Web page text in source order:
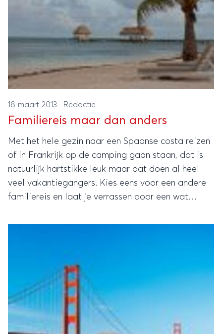
18 maart 2013 · Redactie
Familiereis maar dan anders
Met het hele gezin naar een Spaanse costa reizen
of in Frankrijk op de camping gaan staan, dat is
natuurlijk hartstikke leuk maar dat doen al heel
veel vakantiegangers. Kies eens voor een andere
familiereis en laat je verrassen door een wat
Planet koos alvast de beste bestemmingen voor